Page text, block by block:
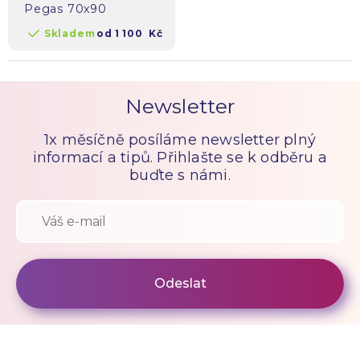
Pegas 70x90
Skladem od1 100 Kč
Newsletter
1x měsíčně posíláme newsletter plný
informací a tipů. Přihlašte se k odběru a
buďte s námi.